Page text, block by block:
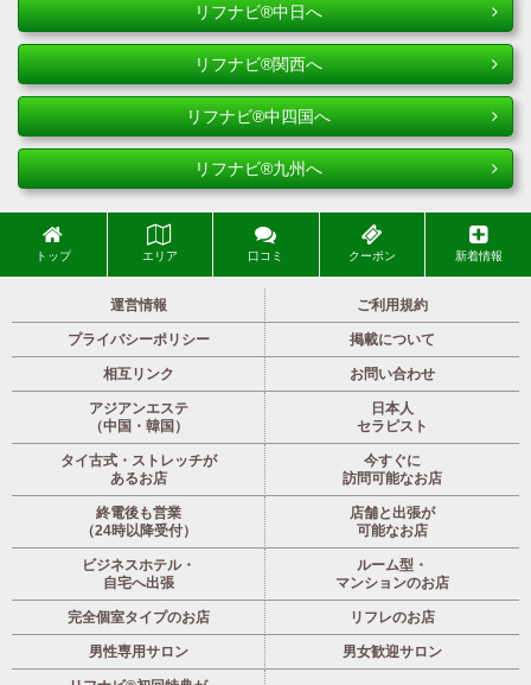
リフナビ®中日へ
リフナビ®関西へ
リフナビ®中四国へ
リフナビ®九州へ
トップ エリア 口コミ クーポン 新着情報
運営情報 ご利用規約
プライバシーポリシー 掲載について
相互リンク お問い合わせ
アジアンエステ
（中国・韓国）
日本人
セラピスト
タイ古式・ストレッチが
あるお店
今すぐに
訪問可能なお店
終電後も営業
（24時以降受付）
店舗と出張が
可能なお店
ビジネスホテル・
自宅へ出張
ルーム型・
マンションのお店
完全個室タイプのお店 リフレのお店
男性専用サロン 男女歓迎サロン